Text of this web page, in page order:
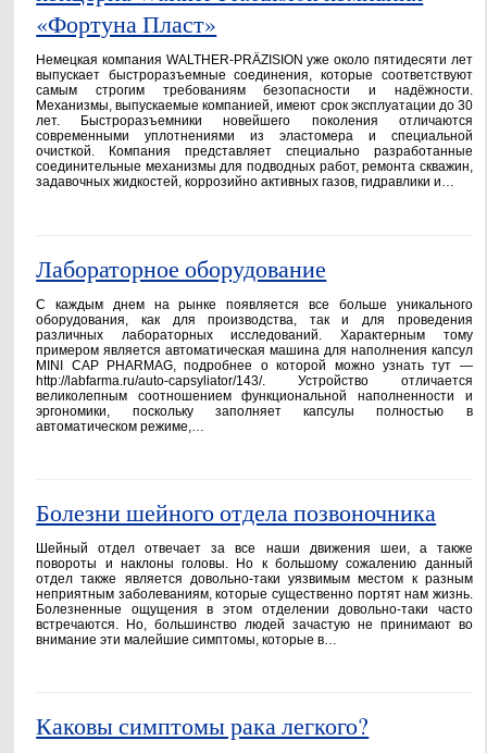
«Фортуна Пласт»
Немецкая компания WALTHER-PRÄZISION уже около пятидесяти лет
выпускает быстроразъемные соединения, которые соответствуют
самым строгим требованиям безопасности и надёжности.
Механизмы, выпускаемые компанией, имеют срок эксплуатации до 30
лет. Быстроразъемники новейшего поколения отличаются
современными уплотнениями из эластомера и специальной
очисткой. Компания представляет специально разработанные
соединительные механизмы для подводных работ, ремонта скважин,
задавочных жидкостей, коррозийно активных газов, гидравлики и…
Лабораторное оборудование
С каждым днем на рынке появляется все больше уникального
оборудования, как для производства, так и для проведения
различных лабораторных исследований. Характерным тому
примером является автоматическая машина для наполнения капсул
MINI CAP PHARMAG, подробнее о которой можно узнать тут —
http://labfarma.ru/auto-capsyliator/143/. Устройство отличается
великолепным соотношением функциональной наполненности и
эргономики, поскольку заполняет капсулы полностью в
автоматическом режиме,…
Болезни шейного отдела позвоночника
Шейный отдел отвечает за все наши движения шеи, а также
повороты и наклоны головы. Но к большому сожалению данный
отдел также является довольно-таки уязвимым местом к разным
неприятным заболеваниям, которые существенно портят нам жизнь.
Болезненные ощущения в этом отделении довольно-таки часто
встречаются. Но, большинство людей зачастую не принимают во
внимание эти малейшие симптомы, которые в…
Каковы симптомы рака легкого?